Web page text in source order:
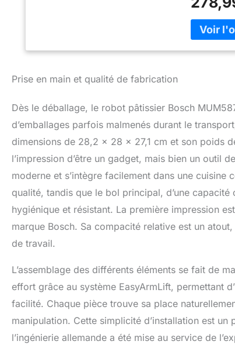
acier inox
levée
il dispose
Livraison :
des
Prise en main et qualité de fabrication
Dès le déballage, le robot pâtissier Bosch
d’emballages parfois malmenés durant le
dimensions de 28,2 x 28 x 27,1 cm et son poids
l’impression d’être un gadget, mais bien un outil
moderne et s’intègre facilement dans une cuisine
qualité, tandis que le bol principal, d’une
hygiénique et résistant. La première impression
marque Bosch. Sa compacité relative est un
de travail.
L’assemblage des différents éléments se fait de
effort grâce au système EasyArmLift, permettant
facilité. Chaque pièce trouve sa place
manipulation. Cette simplicité d’installation est
l’ingénierie allemande a été mise au service de